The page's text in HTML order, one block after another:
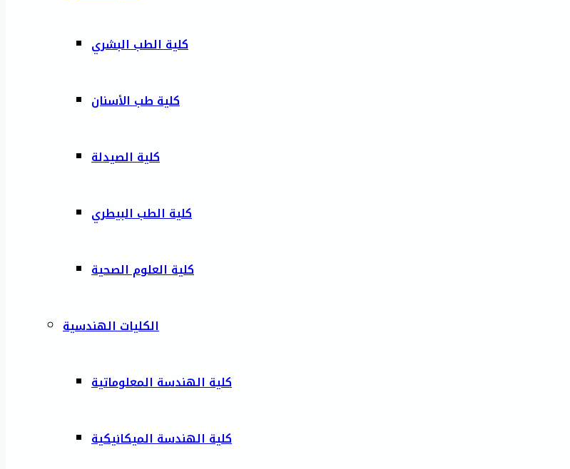
كلية الطب البشري
كلية طب الأسنان
كلية الصيدلة
كلية الطب البيطري
كلية العلوم الصحية
الكليات الهندسية
كلية الهندسة المعلوماتية
كلية الهندسة الميكانيكية